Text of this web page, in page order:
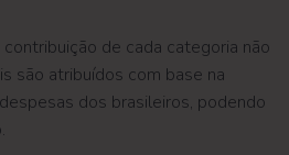
de cada categoria não
são atribuídos com base na
dos brasileiros, podendo